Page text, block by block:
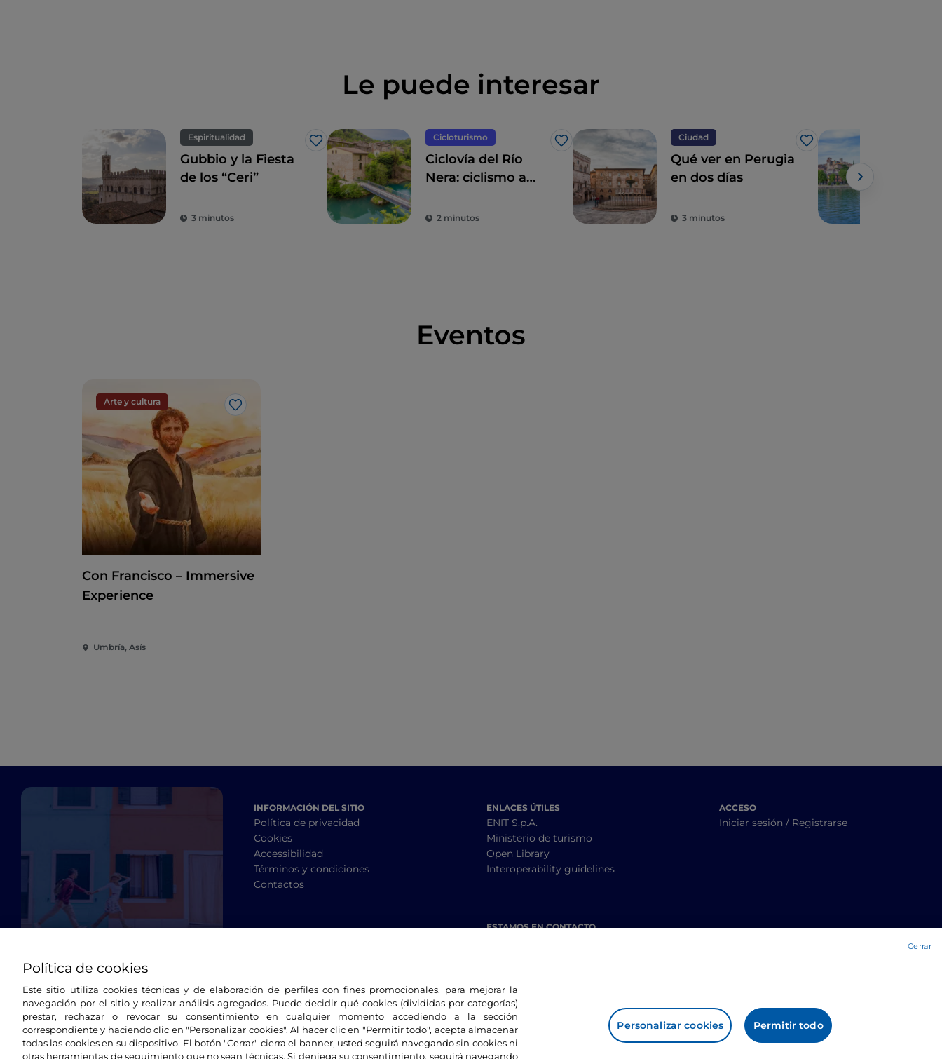
Le puede interesar
Espiritualidad
Me gusta
Gubbio y la Fiesta
de los “Ceri”
3 minutos
Cicloturismo
Me gusta
Ciclovía del Río
Nera: ciclismo a
y cascadas
2 minutos
Ciudad
Me gusta
Qué ver en Perugia
en dos días
3 minutos
Eventos
Arte y cultura
Me gusta
Con Francisco – Immersive
Experience
Umbría, Asís
INFORMACIÓN DEL SITIO
Política de privacidad
Cookies
Accessibilidad
Términos y condiciones
Contactos
ENLACES ÚTILES
ENIT S.p.A.
Ministerio de turismo
Open Library
Interoperability guidelines
ESTAMOS EN CONTACTO
ACCESO
Iniciar sesión / Registrarse
Política de cookies
Este sitio utiliza cookies técnicas y de elaboración de perfiles con fines promocionales, para mejorar la
navegación por el sitio y realizar análisis agregados. Puede decidir qué cookies (divididas por categorías)
prestar, rechazar o revocar su consentimiento en cualquier momento accediendo a la sección
correspondiente y haciendo clic en "Personalizar cookies". Al hacer clic en "Permitir todo", acepta almacenar
todas las cookies en su dispositivo. El botón "Cerrar" cierra el banner, usted seguirá navegando sin cookies ni
otras herramientas de seguimiento que no sean técnicas. Si deniega su consentimiento, seguirá navegando
Personalizar cookies Permitir todo
Cerrar